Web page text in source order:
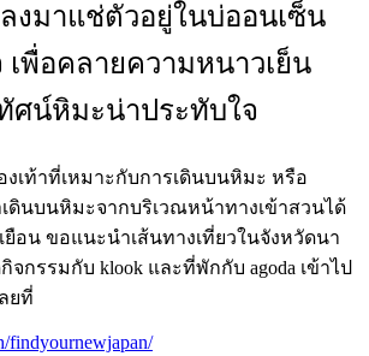
งมาแช่ตัวอยู่ในบ่ออนเซ็น
เพื่อคลายความหนาวเย็น
ศน์หิมะน่าประทับใจ
งเท้าที่เหมาะกับการเดินบนหิมะ หรือ
เดินบนหิมะจากบริเวณหน้าทางเข้าสวนได้
ยือน ขอแนะนำเส้นทางเที่ยวในจังหวัดนา
กรรมกับ klook และที่พักกับ agoda เข้าไป
ยที่
findyournewjapan/